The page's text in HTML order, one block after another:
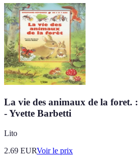
La vie des animaux de la foret.
- Yvette Barbetti
Lito
2.69 EURVoir le prix